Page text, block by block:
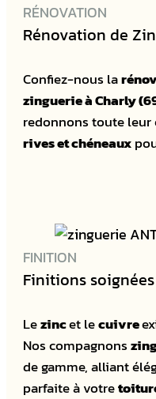
RÉNOVATION
Rénovation de
Confiez-nous la
zinguerie à Charly
redonnons toute leur
rives et chéneaux
FINITION
Finitions
Lezincet lecuivre
Nos compagnons
de gamme, alliant
parfaite à votre